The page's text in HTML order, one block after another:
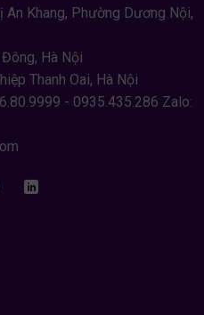
Khang, Phường Dương Nội,
Hà Nội
Thanh Oai, Hà Nội
- 0935.435.286 Zalo: